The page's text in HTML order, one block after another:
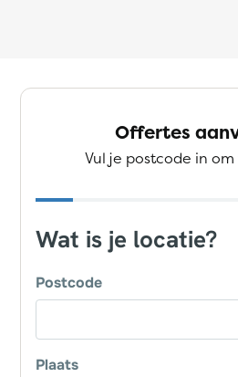
Offertes
Vul je postcode in